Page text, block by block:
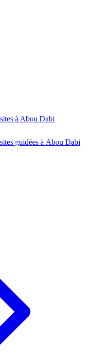
à Abou Dabi
guidées à Abou Dabi